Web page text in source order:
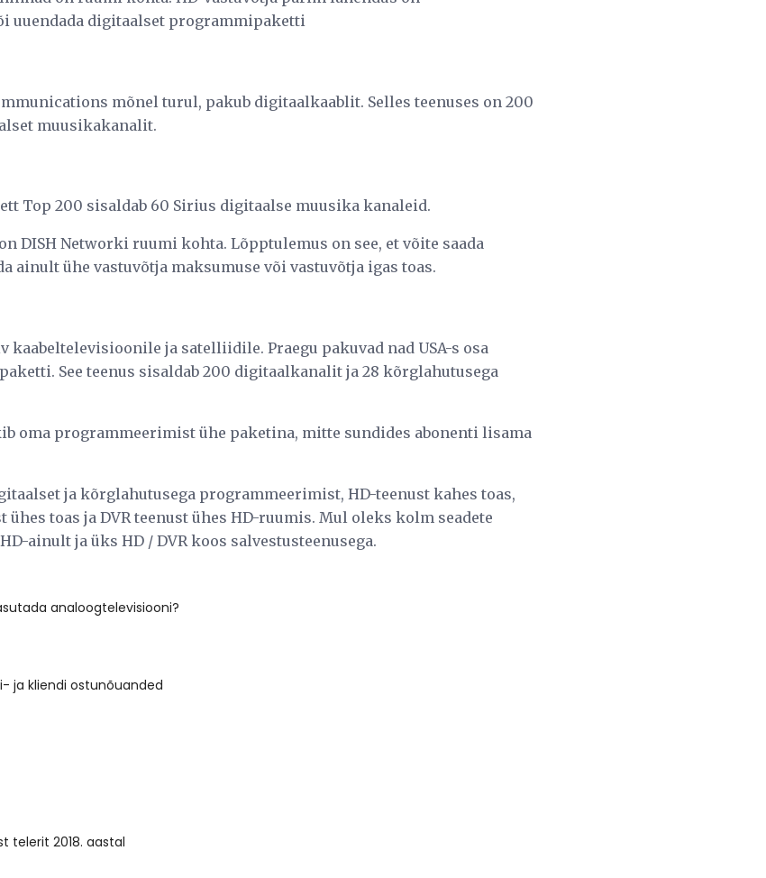
uuendada digitaalset programmipaketti
mõnel turul, pakub digitaalkaablit. Selles teenuses on 200
muusikakanalit.
Top 200 sisaldab 60 Sirius digitaalse muusika kanaleid.
DISH Networki ruumi kohta. Lõpptulemus on see, et võite saada
ainult ühe vastuvõtja maksumuse või vastuvõtja igas toas.
kaabeltelevisioonile ja satelliidile. Praegu pakuvad nad USA-s osa
See teenus sisaldab 200 digitaalkanalit ja 28 kõrglahutusega
oma programmeerimist ühe paketina, mitte sundides abonenti lisama
ja kõrglahutusega programmeerimist, HD-teenust kahes toas,
toas ja DVR teenust ühes HD-ruumis. Mul oleks kolm seadete
ainult ja üks HD / DVR koos salvestusteenusega.
analoogtelevisiooni?
ja kliendi ostunõuanded
telerit 2018. aastal